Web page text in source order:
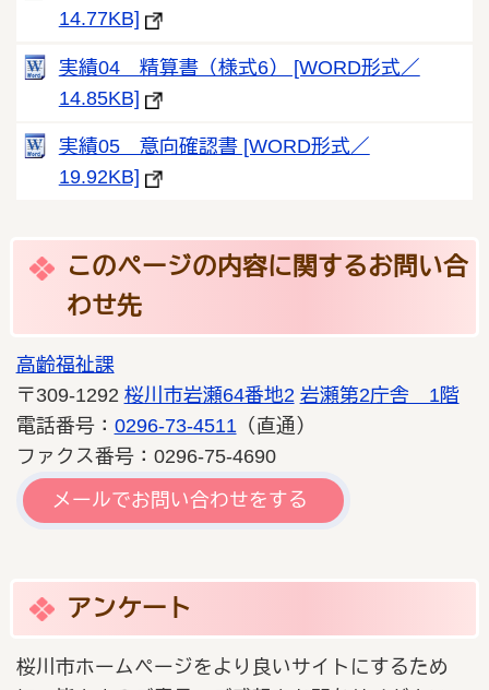
14.77KB]
実績04 精算書（様式6） [WORD形式／
14.85KB]
実績05 意向確認書 [WORD形式／
19.92KB]
このページの内容に関するお問い合
わせ先
高齢福祉課
〒309-1292 桜川市岩瀬64番地2 岩瀬第2庁舎 1階
電話番号： 0296-73-4511 （直通）
ファクス番号：0296-75-4690
メールでお問い合わせをする
アンケート
桜川市ホームページをより良いサイトにするため